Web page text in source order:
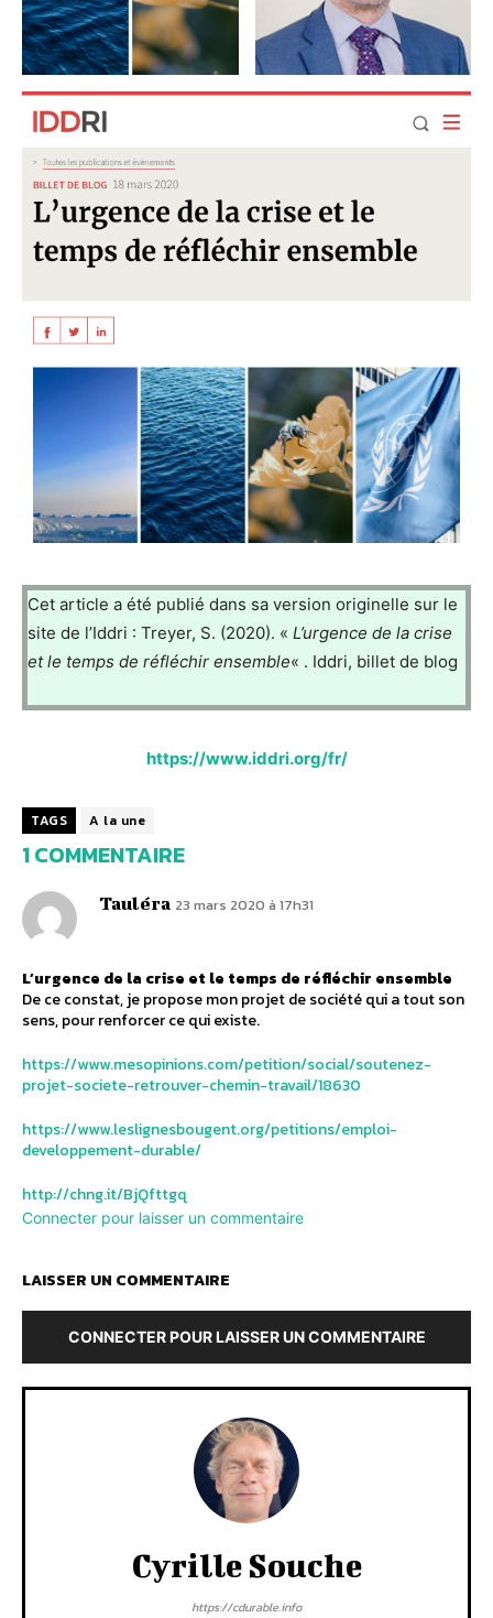
Cet article a été publié dans sa version originelle sur le
site de l’Iddri : Treyer, S. (2020). « L’urgence de la crise
et le temps de réfléchir ensemble« . Iddri, billet de blog
https://www.iddri.org/fr/
TAGS A la une
1 COMMENTAIRE
Tauléra 23 mars 2020 à 17h31
L’urgence de la crise et le temps de réfléchir ensemble
De ce constat, je propose mon projet de société qui a tout son
sens, pour renforcer ce qui existe.
https://www.mesopinions.com/petition/social/soutenez-
projet-societe-retrouver-chemin-travail/18630
https://www.leslignesbougent.org/petitions/emploi-
developpement-durable/
http://chng.it/BjQfttgq
Connecter pour laisser un commentaire
LAISSER UN COMMENTAIRE
CONNECTER POUR LAISSER UN COMMENTAIRE
Cyrille Souche
https://cdurable.info